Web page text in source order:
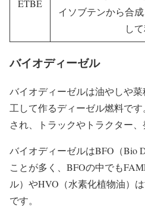
ETBE
イソブテンから合
し
バイオディーゼル
バイオディーゼルは油やしや
工して作るディーゼル燃料で
され、トラックやトラクター、
バイオディーゼルはBFO（Bio
ことが多く、BFOの中でも
ル）やHVO（水素化植物油）
です。